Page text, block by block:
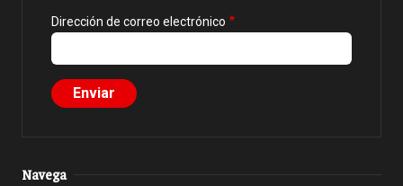
Dirección de correo electrónico
Navega